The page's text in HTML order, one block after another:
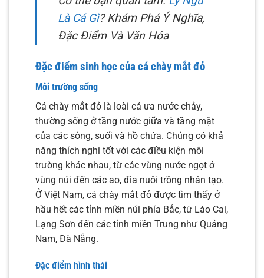
Là Cá Gì? Khám Phá Ý Nghĩa,
Đặc Điểm Và Văn Hóa
Đặc điểm sinh học của cá chày mắt đỏ
Môi trường sống
Cá chày mắt đỏ là loài cá ưa nước chảy,
thường sống ở tầng nước giữa và tầng mặt
của các sông, suối và hồ chứa. Chúng có khả
năng thích nghi tốt với các điều kiện môi
trường khác nhau, từ các vùng nước ngọt ở
vùng núi đến các ao, đìa nuôi trồng nhân tạo.
Ở Việt Nam, cá chày mắt đỏ được tìm thấy ở
hầu hết các tỉnh miền núi phía Bắc, từ Lào Cai,
Lạng Sơn đến các tỉnh miền Trung như Quảng
Nam, Đà Nẵng.
Đặc điểm hình thái